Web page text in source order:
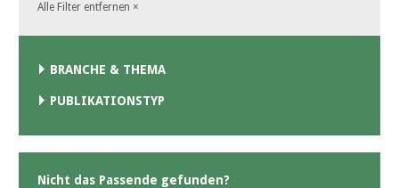
Alle Filter entfernen ×
BRANCHE & THEMA
PUBLIKATIONSTYP
Nicht das Passende gefunden?